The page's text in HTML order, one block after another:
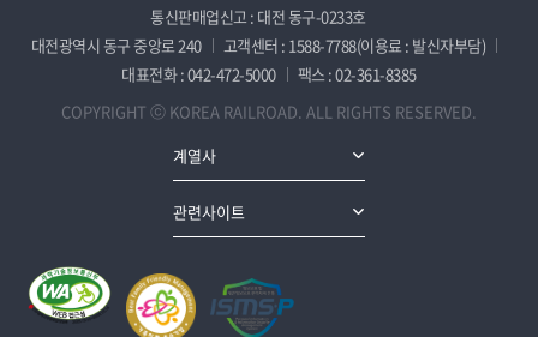
통신판매업신고 : 대전 동구-0233호
대전광역시 동구 중앙로 240
고객센터 : 1588-7788(이용료 : 발신자부담)
대표전화 : 042-472-5000
팩스 : 02-361-8385
COPYRIGHT ⓒ KOREA RAILROAD. ALL RIGHTS RESERVED.
계열사
관련사이트